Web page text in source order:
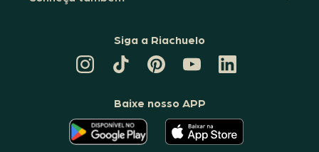
Siga a Riachuelo
TIKTOK
DA
PINTEREST
DA
CANAL
DA
RIACHUELO
LINKEDIN
DA
Baixe nosso APP
O
APLICATIVO
DA
RIACHUELO
O
APLICATIVO
DA
RIACHUELO